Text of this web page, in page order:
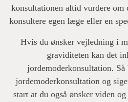
konsultationen altid vurdere
konsultere egen læge eller en
Hvis du ønsker vejledning i
graviditeten kan det
jordemoderkonsultation. Så
jordemoderkonsultation og
start at du også ønsker viden